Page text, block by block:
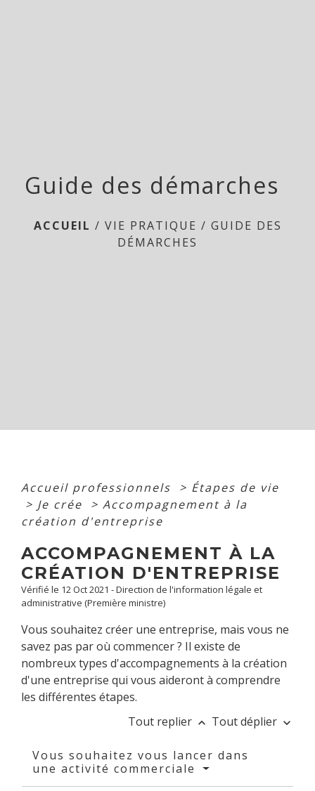
Guide des démarches
ACCUEIL / VIE PRATIQUE / GUIDE DES
DÉMARCHES
Accueil professionnels > Étapes de vie
> Je crée > Accompagnement à la
création d'entreprise
ACCOMPAGNEMENT À LA
CRÉATION D'ENTREPRISE
Vérifié le 12 Oct 2021 - Direction de l'information légale et
administrative (Première ministre)
Vous souhaitez créer une entreprise, mais vous ne
savez pas par où commencer ? Il existe de
nombreux types d'accompagnements à la création
d'une entreprise qui vous aideront à comprendre
les différentes étapes.
Tout replier keyboard_arrow_up Tout déplier keyboard_arrow_down
Vous souhaitez vous lancer dans
une activité commerciale